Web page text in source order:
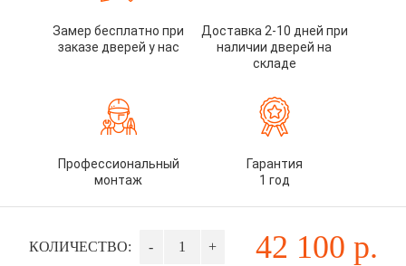
Замер бесплатно при
заказе дверей у нас
Доставка 2-10 дней при
наличии дверей на
складе
Профессиональный
монтаж
Гарантия
1 год
КОЛИЧЕСТВО: - + 42 100 р.